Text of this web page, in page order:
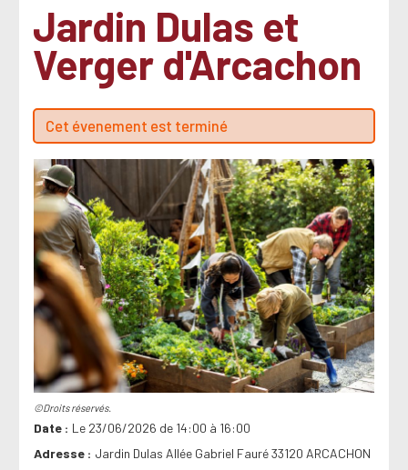
Jardin Dulas et
Verger d'Arcachon
Cet évenement est terminé
©Droits réservés.
Date
Le 23/06/2026 de 14:00 à 16:00
Adresse
Jardin Dulas Allée Gabriel Fauré 33120 ARCACHON